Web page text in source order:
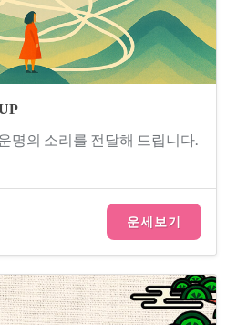
명의 소리를 전달해 드립니다.
운세보기